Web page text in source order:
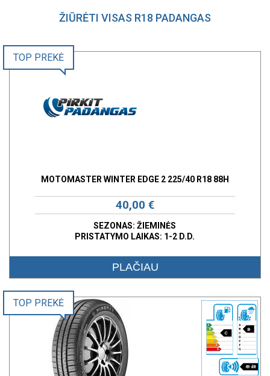
ŽIŪRĖTI VISAS R18 PADANGAS
TOP PREKĖ
MOTOMASTER WINTER EDGE 2 225/40 R18 88H
40,00 €
SEZONAS: ŽIEMINĖS
PRISTATYMO LAIKAS: 1-2 D.D.
PLAČIAU
C
B
69 dB
TOP PREKĖ